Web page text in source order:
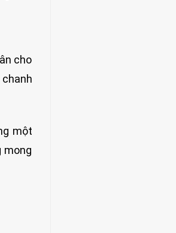
cho
một
mong